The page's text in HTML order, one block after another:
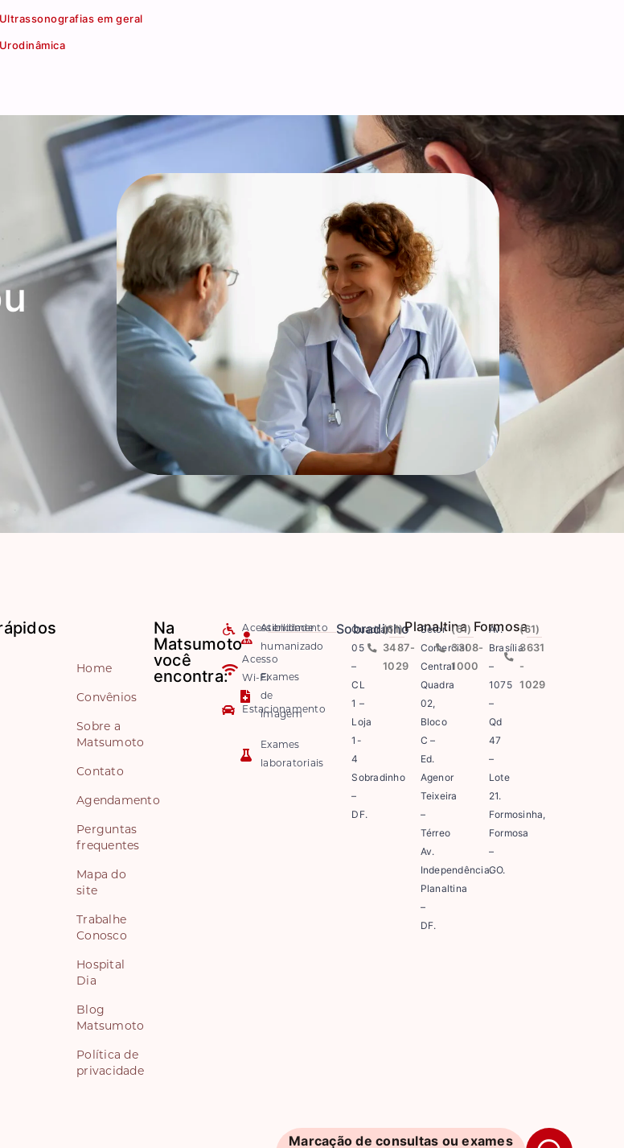
Ultrassonografias em geral
Urodinâmica
Home
Convênios
Sobre a
Matsumoto
Contato
Agendamento
Perguntas
frequentes
Mapa do
site
Trabalhe
Conosco
Hospital
Dia
Blog
Matsumoto
Política de
privacidade
Na
Matsumoto
você
encontra:
Acessibilidade
Acesso
Wi-Fi
Estacionamento
Atendimento
humanizado
Exames
de
imagem
Exames
laboratoriais
Sobradinho
Quadra
05
–
CL
1 –
Loja
1-
4
Sobradinho
–
DF.
(61)
3487-
1029
Planaltina
Setor
Comercial
Central
Quadra
02,
Bloco
C –
Ed.
Agenor
Teixeira
–
Térreo
Av.
Independência.
Planaltina
–
DF.
(61)
3308-
1000
Formosa
Av.
Brasília
–
1075
–
Qd
47
–
Lote
21.
Formosinha,
Formosa
–
GO.
(61)
3631
-
1029
Marcação de consultas ou exames